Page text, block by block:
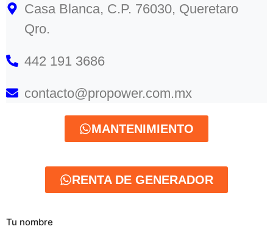
Casa Blanca, C.P. 76030, Queretaro
Qro.
442 191 3686
contacto@propower.com.mx
MANTENIMIENTO
RENTA DE GENERADOR
Tu nombre